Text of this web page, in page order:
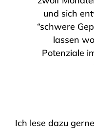
und sich
“schwere
lassen
Potenziale
Ich lese dazu